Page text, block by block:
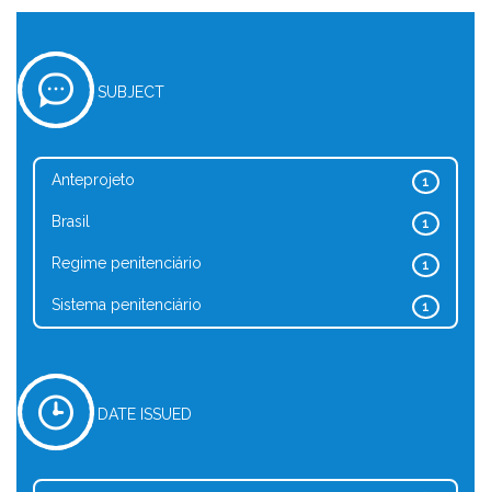
SUBJECT
1
Anteprojeto
1
Brasil
1
Regime penitenciário
1
Sistema penitenciário
DATE ISSUED